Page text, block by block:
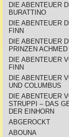
DIE ABENTEUER
BURATTINO
DIE ABENTEUER
FINN
DIE ABENTEUER
PRINZEN ACHMED
DIE ABENTEUER
FINN
DIE ABENTEUER
UND COLUMBUS
DIE ABENTEUER
STRUPPI – DAS
DER EINHORN
ABGEROCKT
ABOUNA